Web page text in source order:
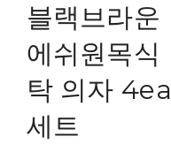
블랙브라운
에쉬원목식
탁 의자 4ea
세트